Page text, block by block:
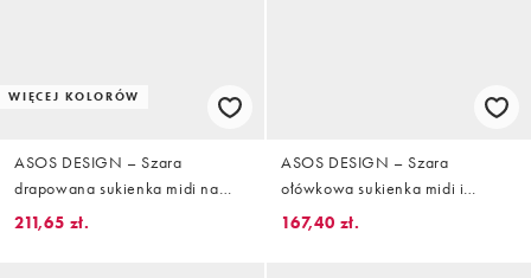
WIĘCEJ KOLORÓW
ASOS DESIGN – Szara
drapowana sukienka midi na
jedno ramię
211,65 zł.
ASOS DESIGN – Szara
ołówkowa sukienka midi i
koszulą z drapowaniem
167,40 zł.